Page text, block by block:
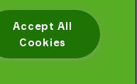
Accept All
Cookies